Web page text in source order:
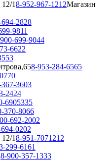
18-952-967-1212Магазин
2828
9811
699-9044
6622
8-953-284-6565
3603
2424
6905335
370-8066
692-2002
0202
18-951-7071212
299-6161
8-900-357-1333